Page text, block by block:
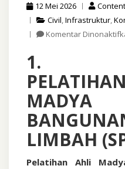
12 Mei 2026
Civil,Infrastruktur,
Komentar
1.
LIMBAH
Pelatihan Ahli